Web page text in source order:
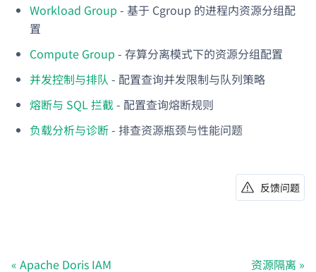
Workload Group - 基于 Cgroup 的进程内资源分组配
置
Compute Group - 存算分离模式下的资源分组配置
并发控制与排队 - 配置查询并发限制与队列策略
熔断与 SQL 拦截- 配置查询熔断规则
负载分析与诊断- 排查资源瓶颈与性能问题
反馈问题
Apache Doris IAM
资源隔离